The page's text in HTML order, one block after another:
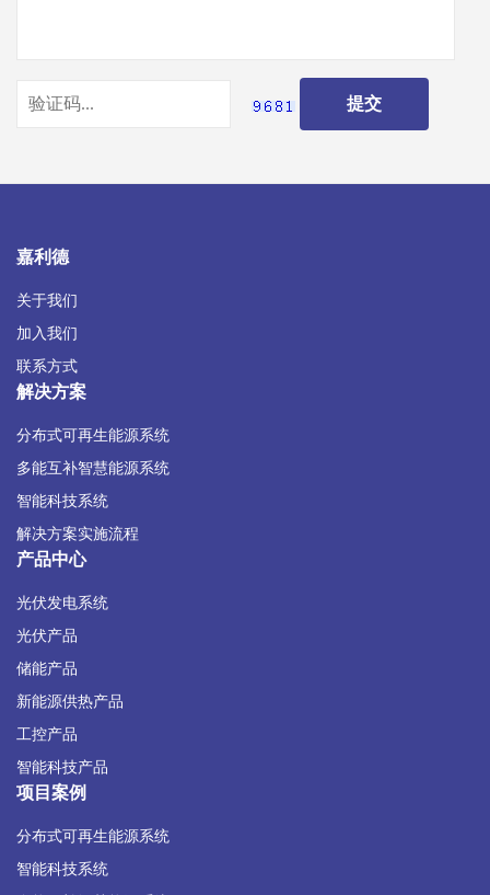
嘉利德
关于我们
加入我们
联系方式
解决方案
分布式可再生能源系统
多能互补智慧能源系统
智能科技系统
解决方案实施流程
产品中心
光伏发电系统
光伏产品
储能产品
新能源供热产品
工控产品
智能科技产品
项目案例
分布式可再生能源系统
智能科技系统